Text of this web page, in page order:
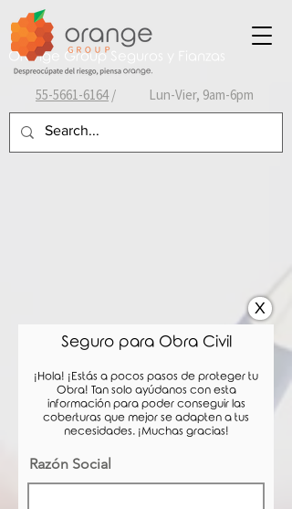
Orange Group Seguros y Fianzas
55-5661-6164/ Lun-Vier, 9am-6pm
X
Seguro para Obra Civil
¡Hola! ¡Estás a pocos pasos de proteger tu
Obra! Tan solo ayúdanos con esta
información para poder conseguir las
coberturas que mejor se adapten a tus
necesidades. ¡Muchas gracias!
Razón Social